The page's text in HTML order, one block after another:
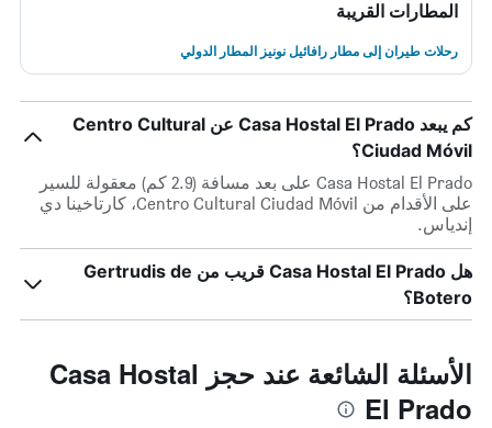
المطارات القريبة
رحلات طيران إلى مطار رافائيل نونيز المطار الدولي
كم يبعد Casa Hostal El Prado عن Centro Cultural
Ciudad Móvil؟
Casa Hostal El Prado على بعد مسافة (2.9 كم) معقولة للسير
على الأقدام من Centro Cultural Ciudad Móvil، كارتاخينا دي
إندياس.
هل Casa Hostal El Prado قريب من Gertrudis de
Botero؟
الأسئلة الشائعة عند حجز Casa Hostal
El Prado